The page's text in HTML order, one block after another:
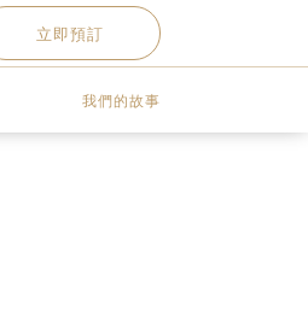
立即預訂
我們的故事